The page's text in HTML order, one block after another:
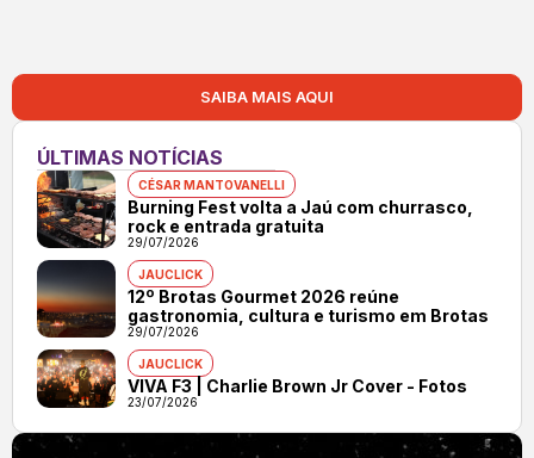
SAIBA MAIS AQUI
ÚLTIMAS NOTÍCIAS
CÉSAR MANTOVANELLI
Burning Fest volta a Jaú com churrasco,
rock e entrada gratuita
29/07/2026
JAUCLICK
12º Brotas Gourmet 2026 reúne
gastronomia, cultura e turismo em Brotas
29/07/2026
JAUCLICK
VIVA F3 | Charlie Brown Jr Cover - Fotos
23/07/2026